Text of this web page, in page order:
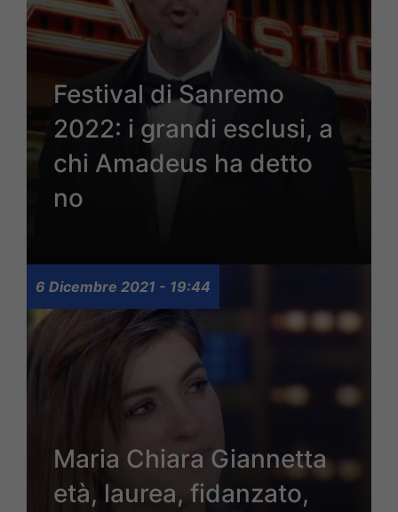
Festival di Sanremo
2022: i grandi esclusi, a
chi Amadeus ha detto
no
6 Dicembre 2021 - 19:44
Maria Chiara Giannetta
età, laurea, fidanzato,